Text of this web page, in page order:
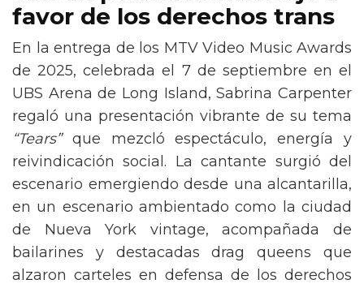
favor de los derechos trans
En la entrega de los MTV Video Music Awards
de 2025, celebrada el 7 de septiembre en el
UBS Arena de Long Island, Sabrina Carpenter
regaló una presentación vibrante de su tema
“Tears”que mezcló espectáculo, energía y
reivindicación social. La cantante surgió del
escenario emergiendo desde una alcantarilla,
en un escenario ambientado como la ciudad
de Nueva York vintage, acompañada de
bailarines y destacadas drag queens que
alzaron carteles en defensa de los derechos